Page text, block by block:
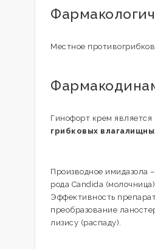
Местное
Гинофорт крем является
грибковых
Производное имидазола
рода Candida
Эффективность
преобразование
лизису (распаду).